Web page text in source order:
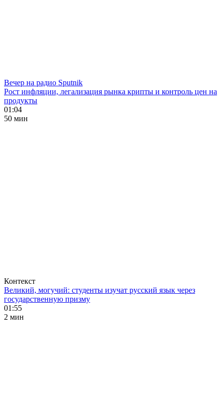
Вечер на радио Sputnik
Рост инфляции, легализация рынка крипты и контроль цен на
продукты
01:04
50 мин
Контекст
Великий, могучий: студенты изучат русский язык через
государственную призму
01:55
2 мин